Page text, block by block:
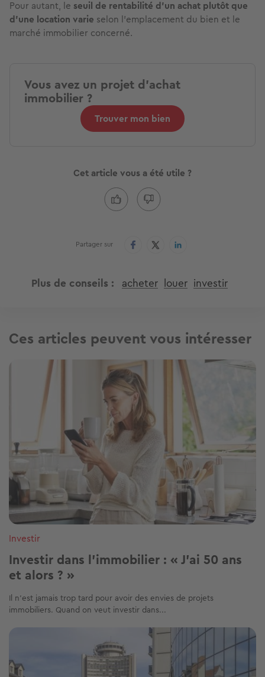
Pour autant, le seuil de rentabilité d’un achat plutôt que
d’une location varie selon l’emplacement du bien et le
marché immobilier concerné.
Vous avez un projet d'achat
immobilier ?
Trouver mon bien
Cet article vous a été utile ?
Partager sur
Plus de conseils acheter louer investir
Ces articles peuvent vous intéresser
Investir
Investir dans l’immobilier : « J’ai 50 ans
et alors ? »
Il n’est jamais trop tard pour avoir des envies de projets
immobiliers. Quand on veut investir dans...